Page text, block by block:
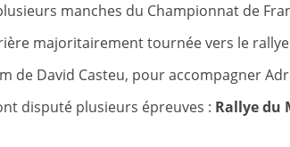
manches du Championnat de
majoritairement tournée vers le
de David Casteu, pour accompagner
disputé plusieurs épreuves : Rallye du